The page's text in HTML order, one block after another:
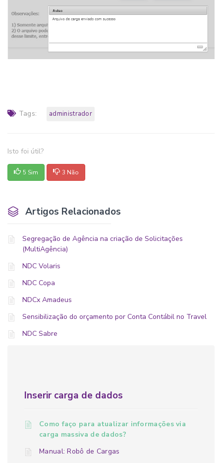
Tags: administrador
Isto foi útil?
5 Sim 3 Não
Artigos Relacionados
Segregação de Agência na criação de Solicitações
(MultiAgência)
NDC Volaris
NDC Copa
NDCx Amadeus
Sensibilização do orçamento por Conta Contábil no Travel
NDC Sabre
Inserir carga de dados
Como faço para atualizar informações via
carga massiva de dados?
Manual: Robô de Cargas